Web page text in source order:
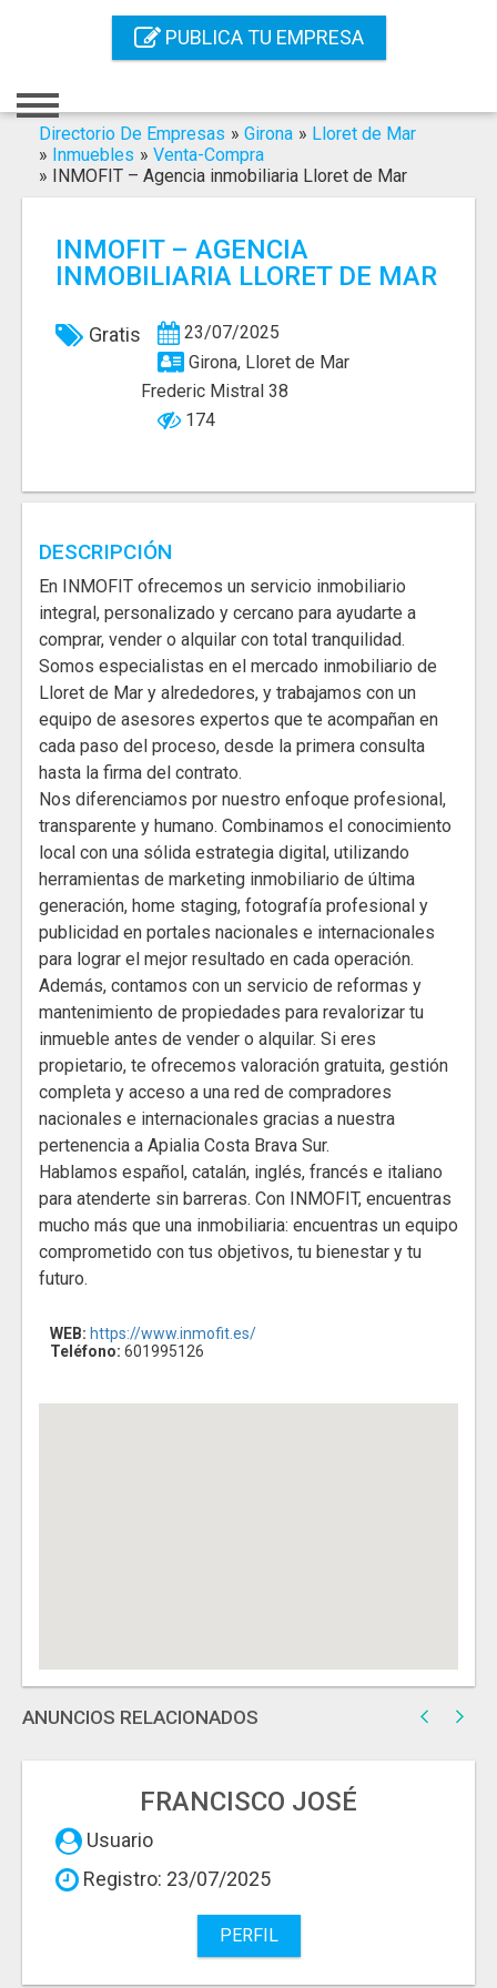
PUBLICA TU EMPRESA
Registro
Contacto
Servicios SEO
Publica Tu Empresa
Directorio De Empresas » Girona » Lloret de Mar
» Inmuebles » Venta-Compra
»
INMOFIT – Agencia inmobiliaria Lloret de Mar
INMOFIT – AGENCIA
INMOBILIARIA LLORET DE MAR
Gratis
23/07/2025
Girona, Lloret de Mar
Frederic Mistral 38
174
DESCRIPCIÓN
En INMOFIT ofrecemos un servicio inmobiliario
integral, personalizado y cercano para ayudarte a
comprar, vender o alquilar con total tranquilidad.
Somos especialistas en el mercado inmobiliario de
Lloret de Mar y alrededores, y trabajamos con un
equipo de asesores expertos que te acompañan en
cada paso del proceso, desde la primera consulta
hasta la firma del contrato.
Nos diferenciamos por nuestro enfoque profesional,
transparente y humano. Combinamos el conocimiento
local con una sólida estrategia digital, utilizando
herramientas de marketing inmobiliario de última
generación, home staging, fotografía profesional y
publicidad en portales nacionales e internacionales
para lograr el mejor resultado en cada operación.
Además, contamos con un servicio de reformas y
mantenimiento de propiedades para revalorizar tu
inmueble antes de vender o alquilar. Si eres
propietario, te ofrecemos valoración gratuita, gestión
completa y acceso a una red de compradores
nacionales e internacionales gracias a nuestra
pertenencia a Apialia Costa Brava Sur.
Hablamos español, catalán, inglés, francés e italiano
para atenderte sin barreras. Con INMOFIT, encuentras
mucho más que una inmobiliaria: encuentras un equipo
comprometido con tus objetivos, tu bienestar y tu
futuro.
WEB: https://www.inmofit.es/
Teléfono: 601995126
ANUNCIOS RELACIONADOS
FRANCISCO JOSÉ
Usuario
Registro: 23/07/2025
PERFIL